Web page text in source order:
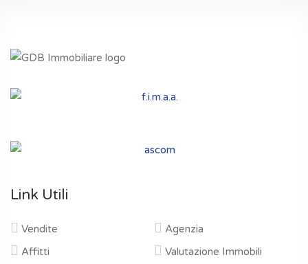
Link Utili
Vendite
Affitti
Agenzia
Valutazione Immobili